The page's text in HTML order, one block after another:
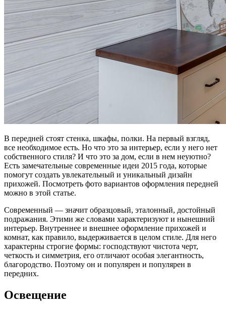
В передней стоят стенка, шкафы, полки. На первый взгляд,
все необходимое есть. Но что это за интерьер, если у него нет
собственного стиля? И что это за дом, если в нем неуютно?
Есть замечательные современные идеи 2015 года, которые
помогут создать увлекательный и уникальный дизайн
прихожей. Посмотреть фото вариантов оформления передней
можно в этой статье.
Современный — значит образцовый, эталонный, достойный
подражания. Этими же словами характеризуют и нынешний
интерьер. Внутреннее и внешнее оформление прихожей и
комнат, как правило, выдерживается в целом стиле. Для него
характерны строгие формы: господствуют чистота черт,
четкость и симметрия, его отличают особая элегантность,
благородство. Поэтому он и популярен и популярен в
передних.
Освещение